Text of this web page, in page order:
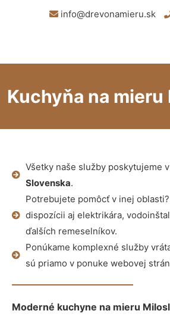
info@drevonamieru.sk
Kuchyňa na mieru
Všetky naše služby poskytujeme
Slovenska.
Potrebujete pomôcť v inej
dispozícii aj elektrikára,
ďalších remeselníkov.
Ponúkame komplexné služby
sú priamo v ponuke webovej
Moderné kuchyne na mieru